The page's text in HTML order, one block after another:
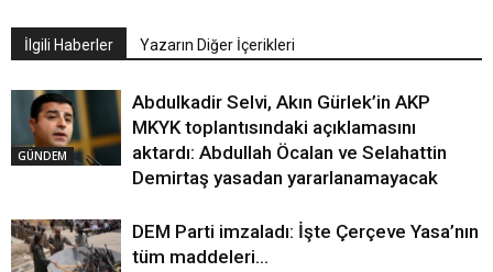
İlgili Haberler Yazarın Diğer İçerikleri
GÜNDEM
Abdulkadir Selvi, Akın Gürlek’in AKP
MKYK toplantısındaki açıklamasını
aktardı: Abdullah Öcalan ve Selahattin
Demirtaş yasadan yararlanamayacak
DEM Parti imzaladı: İşte Çerçeve Yasa’nın
tüm maddeleri…